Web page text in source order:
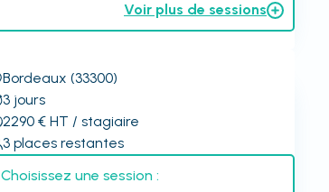
Voir plus de sessions
Bordeaux (33300)
3 jours
2290€ HT / stagiaire
3 places restantes
Choisissez une session :